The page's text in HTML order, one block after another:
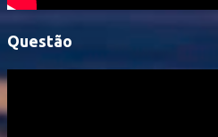
Questão